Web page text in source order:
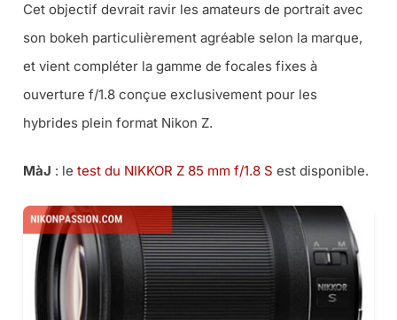
Cet objectif devrait ravir les amateurs de portrait avec
son bokeh particulièrement agréable selon la marque,
et vient compléter la gamme de focales fixes à
ouverture f/1.8 conçue exclusivement pour les
hybrides plein format Nikon Z.
MàJ : le test du NIKKOR Z 85 mm f/1.8 S est disponible.